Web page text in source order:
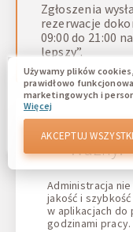
Zgłoszenia
rezerwacje
09:00 do 21:00
lepszy”.
Ważny!
Administracja
jakość i
w aplikacjach do
godzinami pracy.
Używamy plików
prawidłowo
marketingowych i
wyświetlają się. Pliki
Państwa od innych
Zrozumienie, w jaki
pomaga nam zapewnić
wprowadzać zmiany w
tych plików cookie. Wy
preferencje, klikając
dowolnym momencie,
plików cookies.
Więcej
AKCEPTUJ